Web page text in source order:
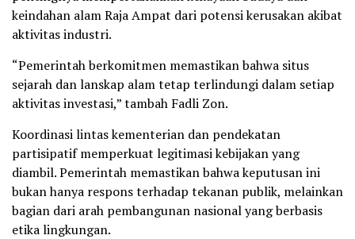
keindahan alam Raja Ampat dari potensi kerusakan akibat
aktivitas industri.
“Pemerintah berkomitmen memastikan bahwa situs
sejarah dan lanskap alam tetap terlindungi dalam setiap
aktivitas investasi,” tambah Fadli Zon.
Koordinasi lintas kementerian dan pendekatan
partisipatif memperkuat legitimasi kebijakan yang
diambil. Pemerintah memastikan bahwa keputusan ini
bukan hanya respons terhadap tekanan publik, melainkan
bagian dari arah pembangunan nasional yang berbasis
etika lingkungan.